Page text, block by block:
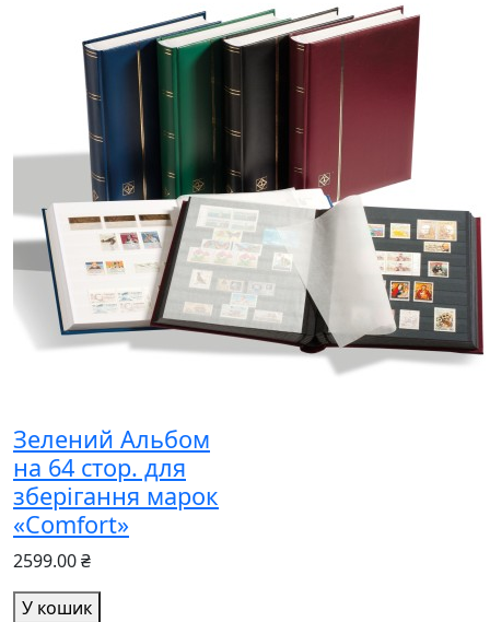
Зелений Альбом
на 64 стор. для
зберігання марок
«Comfort»
2599.00 ₴
У кошик